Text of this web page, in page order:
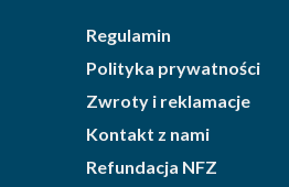
Regulamin
Polityka prywatności
Zwroty i reklamacje
Kontakt z nami
Refundacja NFZ